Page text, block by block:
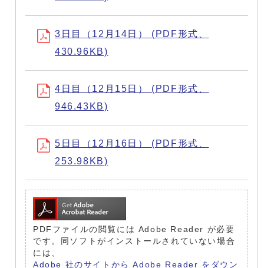
3日目（12月14日） (PDF形式、
430.96KB)
4日目（12月15日） (PDF形式、
946.43KB)
5日目（12月16日） (PDF形式、
253.98KB)
PDFファイルの閲覧には Adobe Reader が必要
です。同ソフトがインストールされていない場合
には、
Adobe 社のサイトから Adobe Reader をダウン